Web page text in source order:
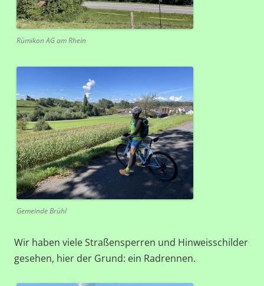
Rümikon AG am Rhein
Gemeinde Brühl
Wir haben viele Straßensperren und Hinweisschilder
gesehen, hier der Grund: ein Radrennen.